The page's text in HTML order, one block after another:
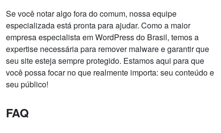
Se você notar algo fora do comum, nossa equipe
especializada está pronta para ajudar. Como a maior
empresa especialista em WordPress do Brasil, temos a
expertise necessária para remover malware e garantir que
seu site esteja sempre protegido. Estamos aqui para que
você possa focar no que realmente importa: seu conteúdo e
seu público!
FAQ